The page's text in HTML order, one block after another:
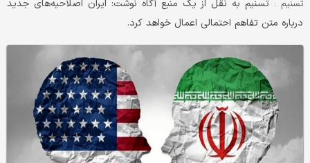
تسنیم : تسنیم به نقل از یک منبع آگاه نوشت: ایران اصلاحیه‌های جدید
درباره متن تفاهم احتمالی اعمال خواهد کرد.